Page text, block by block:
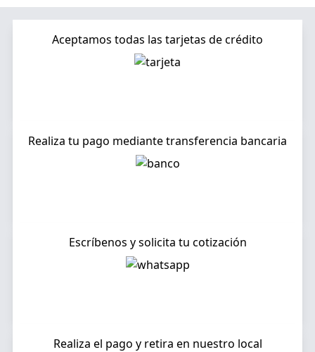
Aceptamos todas las tarjetas de crédito
Realiza tu pago mediante transferencia bancaria
Escríbenos y solicita tu cotización
Realiza el pago y retira en nuestro local